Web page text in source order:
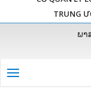
TRUNG
ພາ